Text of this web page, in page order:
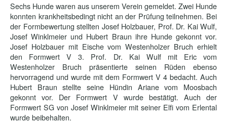
Sechs Hunde waren aus unserem Verein gemeldet. Zwei Hunde
konnten krankheitsbedingt nicht an der Prüfung teilnehmen. Bei
der Formbewertung stellten Josef Holzbauer, Prof. Dr. Kai Wulf,
Josef Winklmeier und Hubert Braun ihre Hunde gekonnt vor.
Josef Holzbauer mit Eische vom Westenholzer Bruch erhielt
den Formwert V 3. Prof. Dr. Kai Wulf mit Eric vom
Westenholzer Bruch präsentierte seinen Rüden ebenso
hervorragend und wurde mit dem Formwert V 4 bedacht. Auch
Hubert Braun stellte seine Hündin Ariane vom Moosbach
gekonnt vor. Der Formwert V wurde bestätigt. Auch der
Formwert SG von Josef Winklmeier mit seiner Elfi vom Erlental
wurde beibehalten.